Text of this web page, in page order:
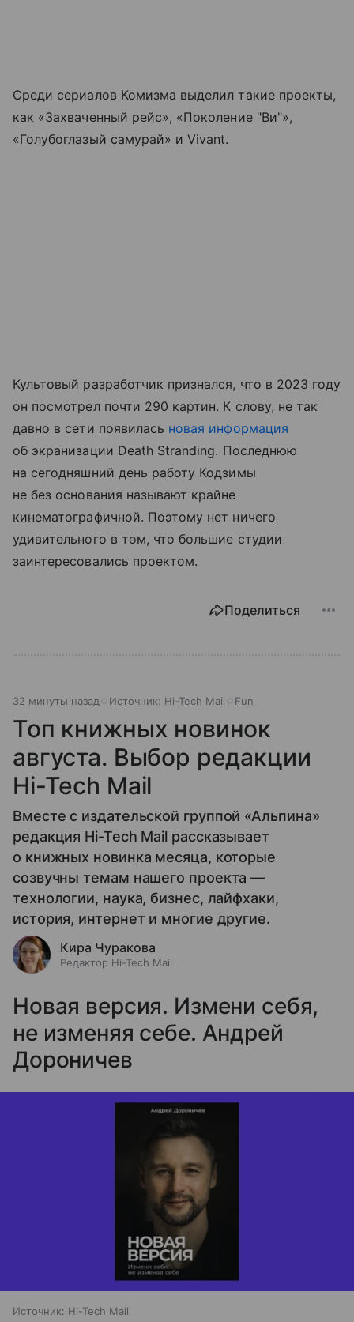
Среди сериалов Комизма выделил такие проекты,
как «Захваченный рейс», «Поколение "Ви"»,
«Голубоглазый самурай» и Vivant.
Культовый разработчик признался, что в 2023 году
он посмотрел почти 290 картин. К слову, не так
давно в сети появилась новая информация
об экранизации Death Stranding. Последнюю
на сегодняшний день работу Кодзимы
не без основания называют крайне
кинематографичной. Поэтому нет ничего
удивительного в том, что большие студии
заинтересовались проектом.
Поделиться
32 минуты назад Источник: Hi-Tech Mail Fun
Топ книжных новинок
августа. Выбор редакции
Hi-Tech Mail
Вместе с издательской группой «Альпина»
редакция Hi-Tech Mail рассказывает
о книжных новинка месяца, которые
созвучны темам нашего проекта —
технологии, наука, бизнес, лайфхаки,
история, интернет и многие другие.
Кира Чуракова
Редактор Hi-Tech Mail
Новая версия. Измени себя,
не изменяя себе. Андрей
Дороничев
Источник: Hi-Tech Mail